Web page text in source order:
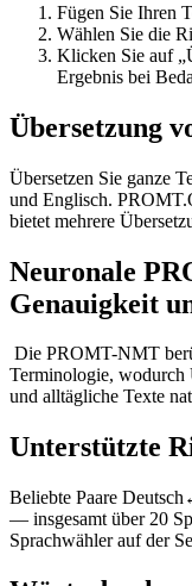
Fügen Sie Ihren
Wählen Sie die
Klicken Sie auf
Ergebnis bei
Übersetzung
Übersetzen Sie ganze
und Englisch.
bietet mehrere
Neuronale
Genauigkeit
Die PROMT-NMT
Terminologie, wodurch
und alltägliche Texte
Unterstützte
Beliebte Paare
— insgesamt über 20
Sprachwähler auf der